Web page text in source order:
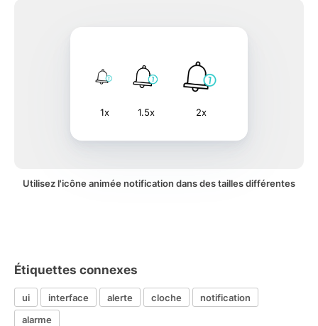
1x 1.5x 2x
Utilisez l'icône animée notification dans des tailles différentes
Étiquettes connexes
ui interface alerte cloche
notification
alarme